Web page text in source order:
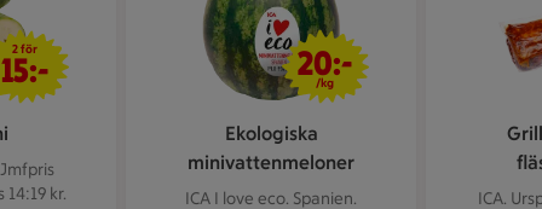
Jmfpris
kr.
2 för 15 kr
2 för
15:-
Ekologiska
minivattenmeloner
ICA I love eco. Spanien.
20 kr/kg
20:-
/kg
ICA.